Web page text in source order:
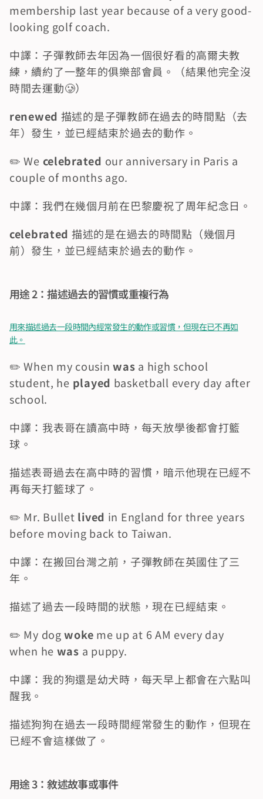
membership last year because of a very good-
looking golf coach.
中譯：子彈教師去年因為一個很好看的高爾夫教
練，續約了一整年的俱樂部會員。（結果他完全沒
時間去運動🥲）
renewed 描述的是子彈教師在過去的時間點（去
年）發生，並已經結束於過去的動作。
✏️ We celebrated our anniversary in Paris a
couple of months ago.
中譯：我們在幾個月前在巴黎慶祝了周年紀念日。
celebrated 描述的是在過去的時間點（幾個月
前）發生，並已經結束於過去的動作。
用途 2：描述過去的習慣或重複行為
用來描述過去一段時間內經常發生的動作或習慣，但現在已不再如
此。
✏️ When my cousin was a high school
student, he played basketball every day after
school.
中譯：我表哥在讀高中時，每天放學後都會打籃
球。
描述表哥過去在高中時的習慣，暗示他現在已經不
再每天打籃球了。
✏️ Mr. Bullet lived in England for three years
before moving back to Taiwan.
中譯：在搬回台灣之前，子彈教師在英國住了三
年。
描述了過去一段時間的狀態，現在已經結束。
✏️ My dog woke me up at 6 AM every day
when he was a puppy.
中譯：我的狗還是幼犬時，每天早上都會在六點叫
醒我。
描述狗狗在過去一段時間經常發生的動作，但現在
已經不會這樣做了。
用途 3：敘述故事或事件